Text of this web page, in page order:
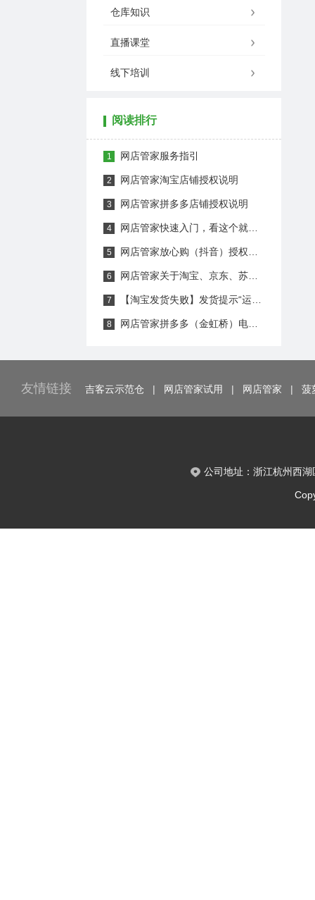
仓库知识
直播课堂
线下培训
阅读排行
1 网店管家服务指引
2 网店管家淘宝店铺授权说明
3 网店管家拼多多店铺授权说明
4
5
6
7
8
友情链接 吉客云示范仓 | 网店管家试用 | 网店管家 | 菠
公司地址：浙江杭州西